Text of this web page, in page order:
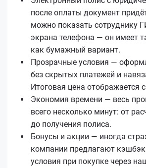
после оплаты документ
можно показать сотруднику
экрана телефона — он имеет
как бумажный вариант.
Прозрачные условия —
без скрытых платежей и
Итоговая цена отображается
Экономия времени — весь
всего несколько минут: от
до получения полиса.
Бонусы и акции — иногда
компании предлагают
условия при покупке через